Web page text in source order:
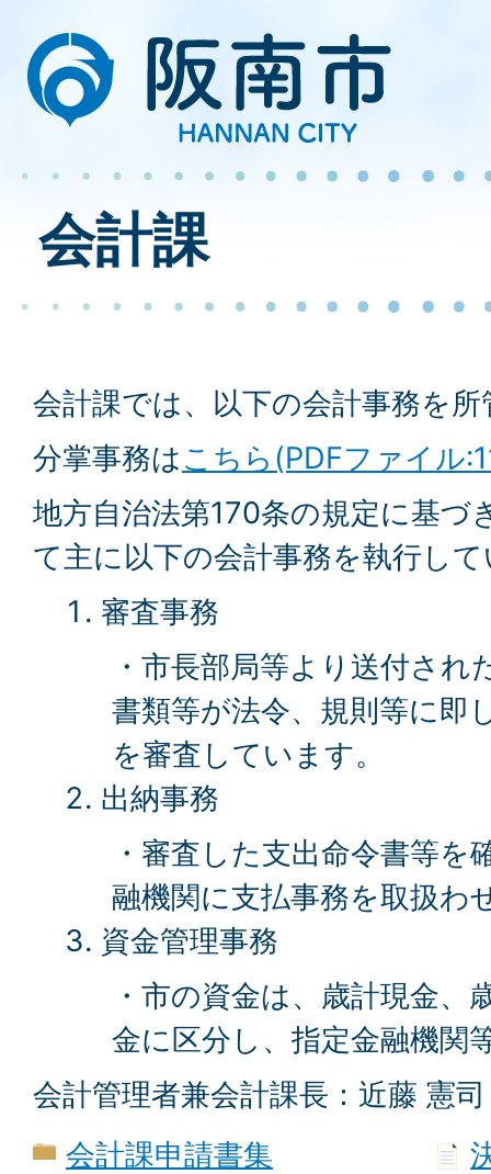
会計課
会計課では、以下の会計事務を
分掌事務はこちら(PDFファイル
地方自治法第170条の規定に基づ
て主に以下の会計事務を執行し
審査事務
・市長部局等より送付され
書類等が法令、規則等に即
を審査しています。
出納事務
・審査した支出命令書等を
融機関に支払事務を取扱わ
資金管理事務
・市の資金は、歳計現金、
金に区分し、指定金融機関
会計管理者兼会計課長：近藤 憲司
会計課申請書集